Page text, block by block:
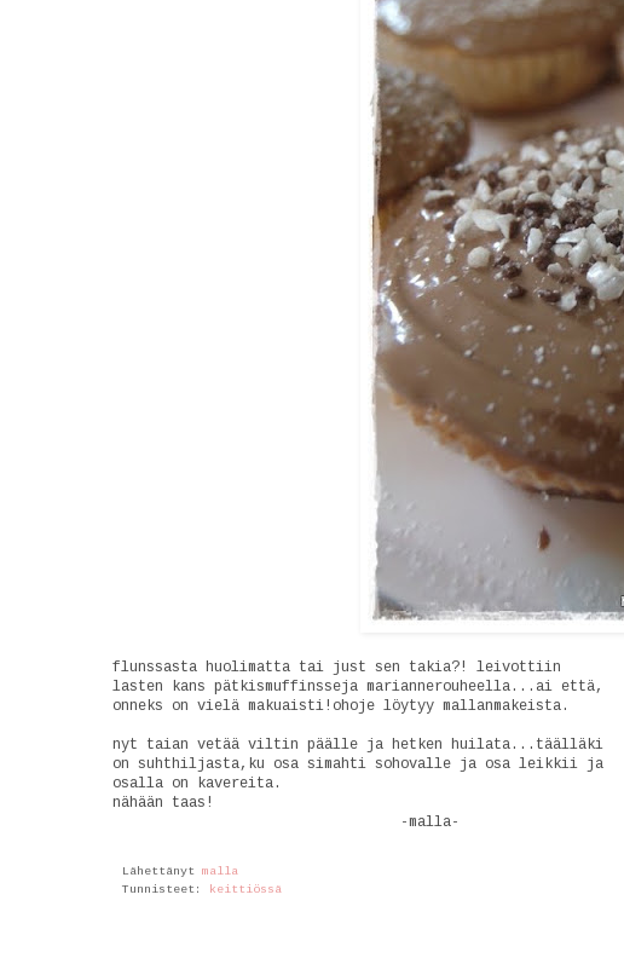
flunssasta huolimatta tai just sen takia?! leivottiin
lasten kans pätkismuffinsseja mariannerouheella...ai että,
onneks on vielä makuaisti!ohoje löytyy mallanmakeista.
nyt taian vetää viltin päälle ja hetken huilata...täälläki
on suhthiljasta,ku osa simahti sohovalle ja osa leikkii ja
osalla on kavereita.
nähään taas!
-malla-
Lähettänyt malla
Tunnisteet: keittiössä